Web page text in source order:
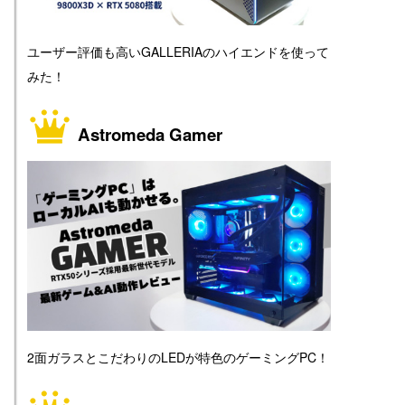
ユーザー評価も高いGALLERIAのハイエンドを使って
みた！
Astromeda Gamer
2面ガラスとこだわりのLEDが特色のゲーミングPC！